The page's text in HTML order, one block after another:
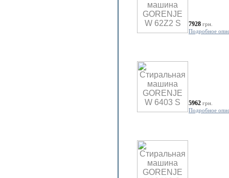
7928 грн.
Подробное
5962 грн.
Подробное